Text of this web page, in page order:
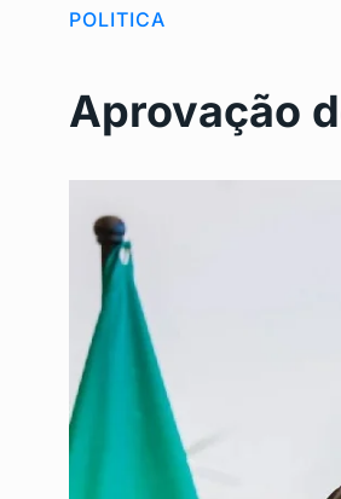
POLITICA
Aprovação